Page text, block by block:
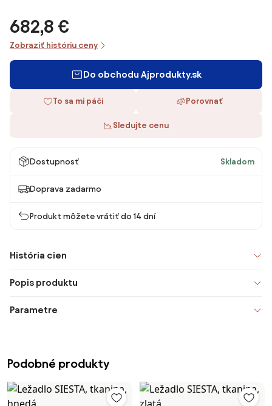
682,8 €
Zobraziť históriu ceny
Do obchodu Ajprodukty.sk
To sa mi páči Porovnať
Sledujte cenu
Dostupnosť Skladom
Doprava zadarmo
Produkt môžete vrátiť do 14 dní
História cien
Popis produktu
Parametre
Podobné produkty